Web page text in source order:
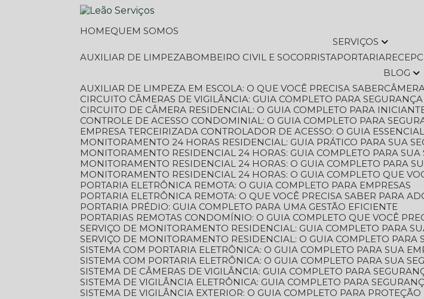
HOME
QUEM SOMOS
SERVIÇOS
AUXILIAR DE LIMPEZA
BOMBEIRO CIVIL E SOCORRISTA PORTARIA
BLOG
AUXILIAR DE LIMPEZA EM ESCOLA: O QUE VOCÊ PRECISA SABER
CIRCUITO CÂMERAS DE VIGILÂNCIA: GUIA COMPLETO PARA
CIRCUITO DE CÂMERA RESIDENCIAL: O GUIA COMPLETO PARA
CONTROLE DE ACESSO CONDOMINIAL: O GUIA COMPLETO PARA
EMPRESA TERCEIRIZADA CONTROLADOR DE ACESSO: O GUIA ESSENCIAL
MONITORAMENTO 24 HORAS RESIDENCIAL: GUIA PRÁTICO PARA SUA
MONITORAMENTO RESIDENCIAL 24 HORAS: GUIA COMPLETO PARA SUA
MONITORAMENTO RESIDENCIAL 24 HORAS: O GUIA COMPLETO PARA
MONITORAMENTO RESIDENCIAL 24 HORAS: O GUIA COMPLETO QUE
PORTARIA ELETRÔNICA REMOTA: O GUIA COMPLETO PARA EMPRESAS
PORTARIA ELETRÔNICA REMOTA: O QUE VOCÊ PRECISA SABER PARA
PORTARIA PRÉDIO: GUIA COMPLETO PARA UMA GESTÃO EFICIENTE
PORTARIAS REMOTAS CONDOMÍNIO: O GUIA COMPLETO QUE VOCÊ
SERVIÇO DE MONITORAMENTO RESIDENCIAL: GUIA COMPLETO PARA
SERVIÇO DE MONITORAMENTO RESIDENCIAL: O GUIA COMPLETO PARA
SISTEMA COM PORTARIA ELETRÔNICA: O GUIA COMPLETO PARA SUA
SISTEMA COM PORTARIA ELETRÔNICA: O GUIA COMPLETO PARA SUA
SISTEMA DE CÂMERAS DE VIGILÂNCIA: GUIA COMPLETO PARA
SISTEMA DE VIGILÂNCIA ELETRÔNICA: GUIA COMPLETO PARA
SISTEMA DE VIGILÂNCIA EXTERIOR: O GUIA COMPLETO PARA PROTEÇÃO